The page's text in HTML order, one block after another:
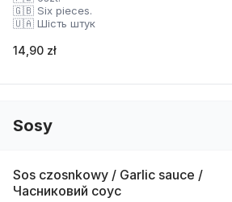
🇬🇧 Six pieces.
🇺🇦 Шість штук
14,90 zł
Sosy
Sos czosnkowy / Garlic sauce /
Часниковий соус